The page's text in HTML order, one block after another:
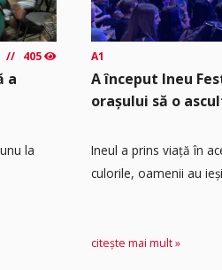
405
a
la
A1
A început Ineu
orașului să o
Ineul a prins viață în
culorile, oamenii au
citește mai mult »